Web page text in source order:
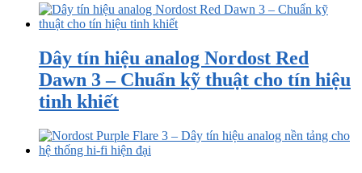
Dây tín hiệu analog Nordost Red
Dawn 3 – Chuẩn kỹ thuật cho tín hiệu
tinh khiết